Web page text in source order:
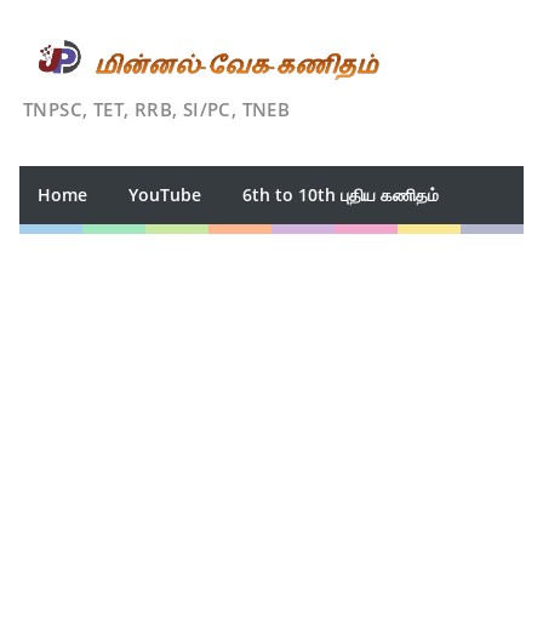
TNPSC, TET, RRB, SI/PC, TNEB
Home YouTube 6th to 10th புதிய கணிதம்